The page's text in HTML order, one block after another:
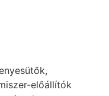
előállítók